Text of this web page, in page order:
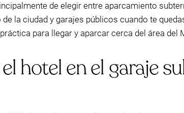
de elegir entre aparcamiento
la ciudad y garajes públicos cuando te
para llegar y aparcar cerca del área
hotel en el garaje